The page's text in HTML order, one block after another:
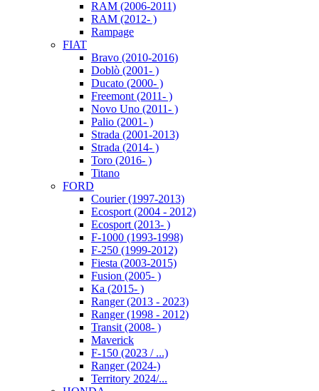
RAM (2006-2011)
RAM (2012- )
Rampage
FIAT
Bravo (2010-2016)
Doblò (2001- )
Ducato (2000- )
Freemont (2011- )
Novo Uno (2011- )
Palio (2001- )
Strada (2001-2013)
Strada (2014- )
Toro (2016- )
Titano
FORD
Courier (1997-2013)
Ecosport (2004 - 2012)
Ecosport (2013- )
F-1000 (1993-1998)
F-250 (1999-2012)
Fiesta (2003-2015)
Fusion (2005- )
Ka (2015- )
Ranger (2013 - 2023)
Ranger (1998 - 2012)
Transit (2008- )
Maverick
F-150 (2023 / ...)
Ranger (2024-)
Territory 2024/...